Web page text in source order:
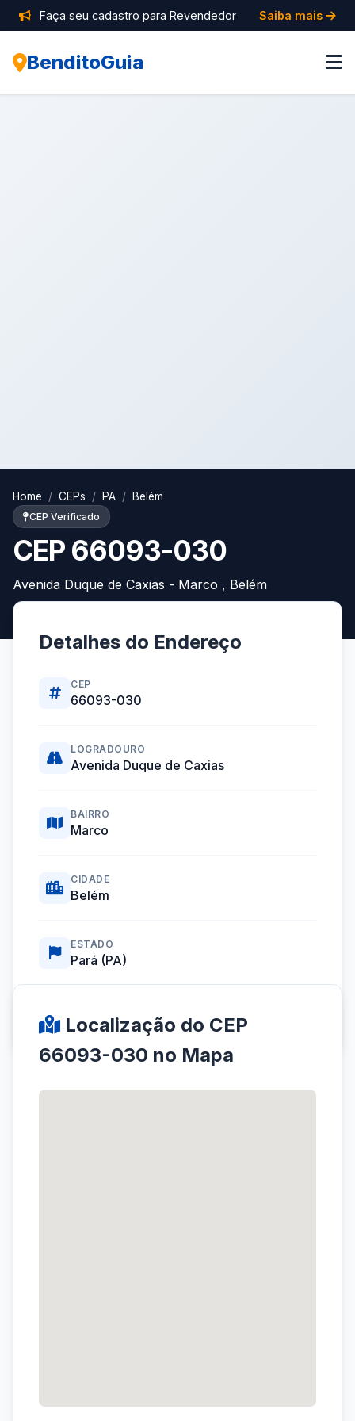
Faça seu cadastro para Revendedor Saiba mais
BenditoGuia
Home CEPs PA Belém
CEP Verificado
CEP 66093-030
Avenida Duque de Caxias - Marco , Belém
Detalhes do Endereço
CEP
66093-030
LOGRADOURO
Avenida Duque de Caxias
BAIRRO
Marco
CIDADE
Belém
ESTADO
Pará (PA)
Localização do CEP
66093-030 no Mapa